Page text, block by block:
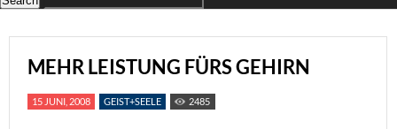
MEHR LEISTUNG FÜRS GEHIRN
15 JUNI, 2008 GEIST+SEELE 2485